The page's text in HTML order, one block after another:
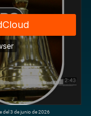
del 3 de junio de 2026